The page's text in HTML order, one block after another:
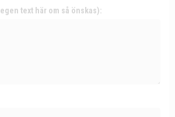
text här om så önskas):